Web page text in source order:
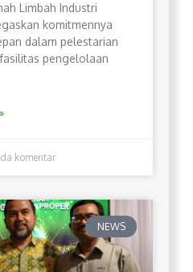
Limbah Industri
komitmennya
dalam pelestarian
pengelolaan
komentar
NEWS